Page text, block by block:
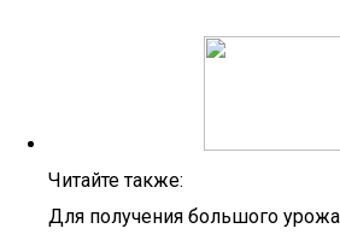
Читайте также:
Для получения большого